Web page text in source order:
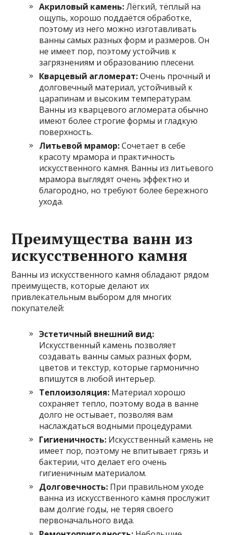
Акриловый камень:Лёгкий, тёплый на
ощупь, хорошо поддаётся обработке,
поэтому из него можно изготавливать
ванны самых разных форм и размеров. Он
не имеет пор, поэтому устойчив к
загрязнениям и образованию плесени.
Кварцевый агломерат:Очень прочный и
долговечный материал, устойчивый к
царапинам и высоким температурам.
Ванны из кварцевого агломерата обычно
имеют более строгие формы и гладкую
поверхность.
Литьевой мрамор:Сочетает в себе
красоту мрамора и практичность
искусственного камня. Ванны из литьевого
мрамора выглядят очень эффектно и
благородно, но требуют более бережного
ухода.
Преимущества ванн из
искусственного камня
Ванны из искусственного камня обладают рядом
преимуществ, которые делают их
привлекательным выбором для многих
покупателей:
Эстетичный внешний вид:
Искусственный камень позволяет
создавать ванны самых разных форм,
цветов и текстур, которые гармонично
впишутся в любой интерьер.
Теплоизоляция: Материал хорошо
сохраняет тепло, поэтому вода в ванне
долго не остывает, позволяя вам
наслаждаться водными процедурами.
Гигиеничность: Искусственный камень не
имеет пор, поэтому не впитывает грязь и
бактерии, что делает его очень
гигиеничным материалом.
Долговечность: При правильном уходе
ванна из искусственного камня прослужит
вам долгие годы, не теряя своего
первоначального вида.